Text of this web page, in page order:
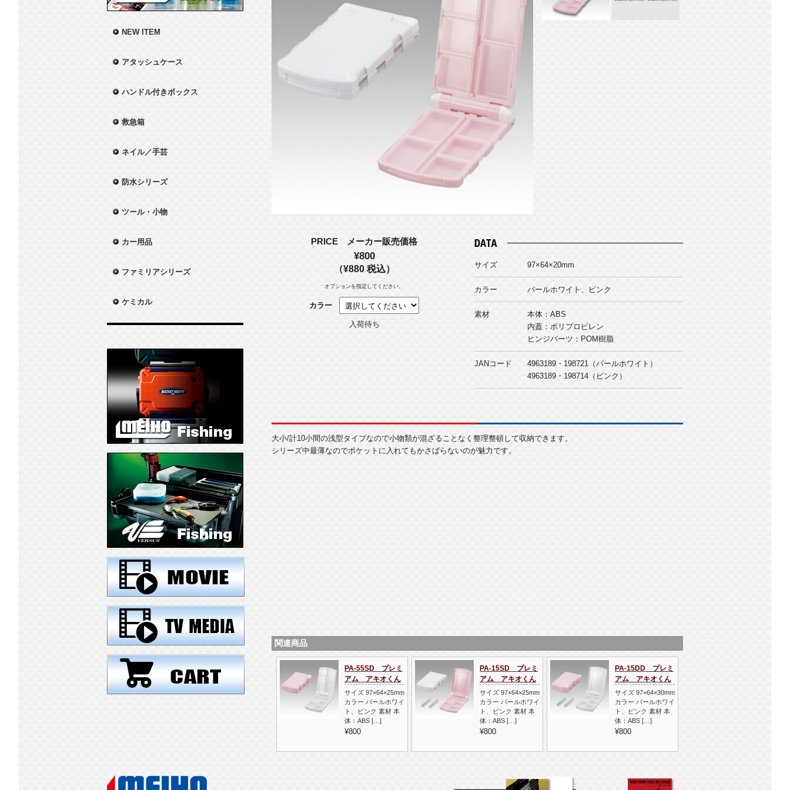
NEW ITEM
アタッシュケース
ハンドル付きボックス
救急箱
ネイル／手芸
防水シリーズ
ツール・小物
カー用品
ファミリアシリーズ
ケミカル
PRICE メーカー販売価格
¥800
（¥880 税込）
オプションを指定してください。
カラー
入荷待ち
サイズ 97×64×20mm
カラー パールホワイト、ピンク
素材
本体：ABS
内蓋：ポリプロピレン
ヒンジパーツ：POM樹脂
JANコード
4963189・198721（パールホワイト）
4963189・198714（ピンク）
大小/計10小間の浅型タイプなので小物類が混ざることなく整理整頓して収納できます。
シリーズ中最薄なのでポケットに入れてもかさばらないのが魅力です。
関連商品
PA-55SD プレミ
アム アキオくん
サイズ 97×64×25mm
カラー パールホワイ
ト、ピンク 素材 本
体：ABS […]
¥800
PA-15SD プレミ
アム アキオくん
サイズ 97×64×25mm
カラー パールホワイ
ト、ピンク 素材 本
体：ABS […]
¥800
PA-15DD プレミ
アム アキオくん
サイズ 97×64×30mm
カラー パールホワイ
ト、ピンク 素材 本
体：ABS […]
¥800